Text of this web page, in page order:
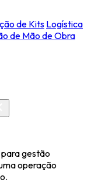
de Kits Logística
de Mão de Obra
gestão
operação